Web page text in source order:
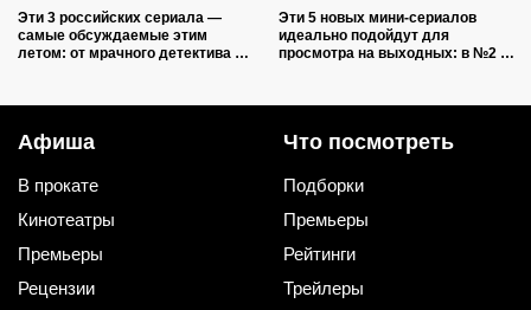
Эти 3 российских сериала —
самые обсуждаемые этим
летом: от мрачного детектива до
Эти 5 новых мини-сериалов
идеально подойдут для
просмотра на выходных: в №2 —
Афиша
В прокате
Кинотеатры
Премьеры
Рецензии
Что посмотреть
Подборки
Премьеры
Рейтинги
Трейлеры